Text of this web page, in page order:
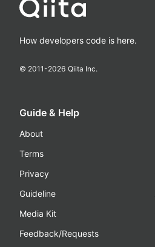
How developers code is here.
© 2011-2026 Qiita Inc.
Guide & Help
About
Terms
Privacy
Guideline
Media Kit
Feedback/Requests